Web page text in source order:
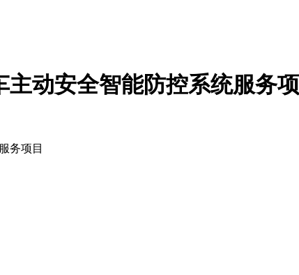
动安全智能防控系统服务
务项目